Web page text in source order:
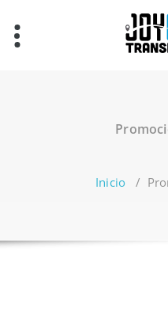
Inicio /